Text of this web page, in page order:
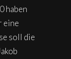
haben
eine
soll die